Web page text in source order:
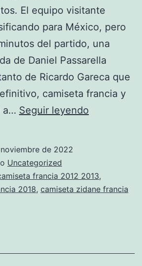
El equipo visitante
para México, pero
del partido, una
de Daniel Passarella
de Ricardo Gareca que
camiseta francia y
a… Seguir leyendo
de 2022
Uncategorized
francia 2012 2013,
2018, camiseta zidane francia